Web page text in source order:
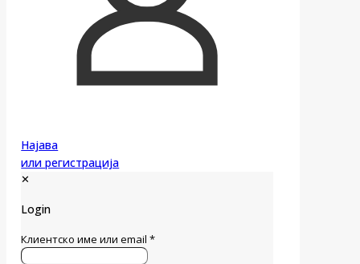
Најава
или регистрација
✕
Login
Клиентско име или email*